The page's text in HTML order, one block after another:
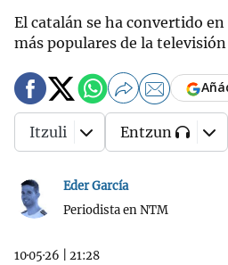
El catalán se ha convertido
más populares de la televisión
Eder García
Periodista en NTM
10·05·26 21:28
Itzuli Entzun